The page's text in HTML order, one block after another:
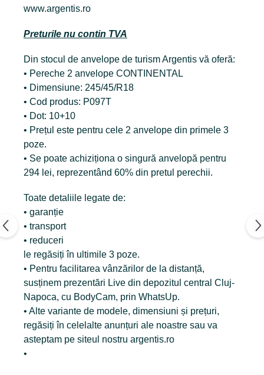
www.argentis.ro
Preturile nu contin TVA
Din stocul de anvelope de turism Argentis vă oferă:
• Pereche 2 anvelope CONTINENTAL
• Dimensiune: 245/45/R18
• Cod produs: P097T
• Dot: 10+10
• Prețul este pentru cele 2 anvelope din primele 3
poze.
• Se poate achiziționa o singură anvelopă pentru
294 lei, reprezentând 60% din pretul perechii.
Toate detaliile legate de:
• garanție
• transport
• reduceri
le regăsiți în ultimile 3 poze.
• Pentru facilitarea vânzărilor de la distanță,
susținem prezentări Live din depozitul central Cluj-
Napoca, cu BodyCam, prin WhatsUp.
• Alte variante de modele, dimensiuni și prețuri,
regăsiți în celelalte anunțuri ale noastre sau va
asteptam pe siteul nostru argentis.ro
•